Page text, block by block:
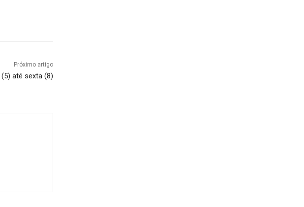
Próximo artigo
até sexta (8)